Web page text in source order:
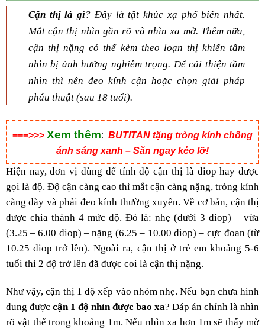
Cận thị là gì? Đây là tật khúc xạ phổ biến nhất.
Mắt cận thị nhìn gần rõ và nhìn xa mờ. Thêm nữa,
cận thị nặng có thể kèm theo loạn thị khiến tầm
nhìn bị ảnh hưởng nghiêm trọng. Để cải thiện tầm
nhìn thì nên đeo kính cận hoặc chọn giải pháp
phẫu thuật (sau 18 tuổi).
===>>> Xem thêm: BUTITAN tặng tròng kính chống
ánh sáng xanh – Săn ngay kẻo lỡ!
Hiện nay, đơn vị dùng để tính độ cận thị là diop hay được
gọi là độ. Độ cận càng cao thì mắt cận càng nặng, tròng kính
càng dày và phải đeo kính thường xuyên. Về cơ bản, cận thị
được chia thành 4 mức độ. Đó là: nhẹ (dưới 3 diop) – vừa
(3.25 – 6.00 diop) – nặng (6.25 – 10.00 diop) – cực đoan (từ
10.25 diop trở lên). Ngoài ra, cận thị ở trẻ em khoảng 5-6
tuổi thì 2 độ trở lên đã được coi là cận thị nặng.
Như vậy, cận thị 1 độ xếp vào nhóm nhẹ. Nếu bạn chưa hình
dung được cận 1 độ nhìn được bao xa? Đáp án chính là nhìn
rõ vật thể trong khoảng 1m. Nếu nhìn xa hơn 1m sẽ thấy mờ